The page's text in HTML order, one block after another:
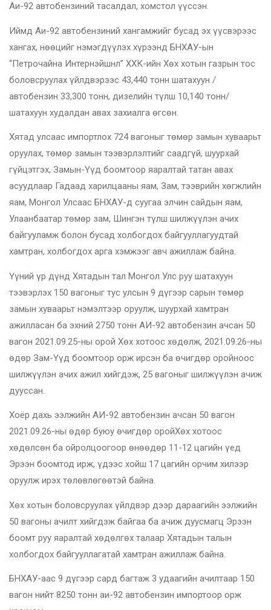
Аи-92 автобензиний тасалдал, хомстол үүссэн.
Иймд Аи-92 автобензиний хангамжийг бусад эх үүсвэрээс
хангах, нөөцийг нэмэгдүүлэх хүрээнд БНХАУ-ын
“Петрочайна Интернэйшнл” ХХК-ийн Хөх хотын газрын тос
боловсруулах үйлдвэрээс 43,440 тонн шатахуун /
автобензин 33,300 тонн, дизелийн түлш 10,140 тонн/
шатахуун худалдан авах захиалга өгсөн.
Хятад улсаас импортлох 724 вагоныг төмөр замын хуваарьт
оруулах, төмөр замын тээвэрлэлтийг саадгүй, шуурхай
гүйцэтгэх, Замын-Үүд боомтоор яаралтай татан авах
асуудлаар Гадаад харилцааны яам, Зам, тээврийн хөгжлийн
яам, Монгол Улсаас БНХАУ-д суугаа элчин сайдын яам,
Улаанбаатар төмөр зам, Шингэн түлш шилжүүлэн ачих
байгууламж болон бусад холбогдох байгууллагуудтай
хамтран, холбогдох арга хэмжээг авч ажиллаж байна.
Үүний үр дүнд Хятадын тал Монгол Улс руу шатахуун
тээвэрлэх 150 вагоныг тус улсын 9 дүгээр сарын төмөр
замын хуваарьт нэмэлтээр оруулж, шуурхай хамтран
ажилласан ба эхний 2750 тонн АИ-92 автобензин ачсан 50
вагон 2021.09.25-ны орой Хөх хотоос хөдөлж, 2021.09.26-ны
өдөр Зам-Үүд боомтоор орж ирсэн ба өчигдөр оройноос
шилжүүлэн ачих ажил хийгдэж, 25 вагоныг шилжүүлэн ачиж
дууссан.
Хоёр дахь ээлжийн АИ-92 автобензин ачсан 50 вагон
2021.09.26-ны өдөр буюу өчигдөр оройХөх хотоос
хөдөлсөн ба ойролцоогоор өнөөдөр 11-12 цагийн үед
Эрээн боомтод ирж, үдээс хойш 17 цагийн орчим хилээр
оруулж ирэх төлөвлөгөөтэй байна.
Хөх хотын боловсруулах үйлдвэр дээр дараагийн ээлжийн
50 вагоны ачилт хийгдэж байгаа ба ачиж дуусмагц Эрээн
боомт руу яаралтай хөдөлгөх талаар Хятадын талын
холбогдох байгууллагатай хамтран ажиллаж байна.
БНХАУ-аас 9 дүгээр сард багтаж 3 удаагийн ачилтаар 150
вагон нийт 8250 тонн аи-92 автобензин импортоор орж